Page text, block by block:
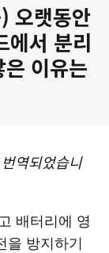
오랫동안
에서 분리
이유는
역되었습니
배터리에 영
방지하기